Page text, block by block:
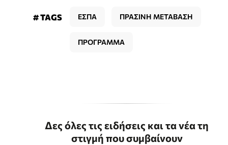
# TAGS ΕΣΠΑ ΠΡΑΣΙΝΗ ΜΕΤΑΒΑΣΗ
ΠΡΟΓΡΑΜΜΑ
Δες όλες τις ειδήσεις και τα νέα τη
στιγμή που συμβαίνουν